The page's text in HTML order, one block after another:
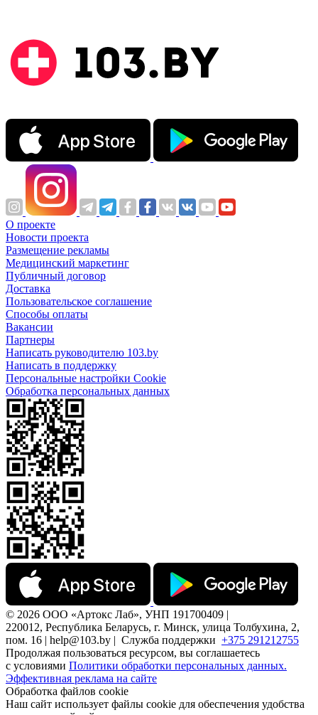
О проекте
Новости проекта
Размещение рекламы
Медицинский маркетинг
Публичный договор
Доставка
Пользовательское соглашение
Способы оплаты
Вакансии
Партнеры
Написать руководителю 103.by
Написать в поддержку
Персональные настройки Cookie
Обработка персональных данных
© 2026 ООО «Артокс Лаб», УНП 191700409 |
220012, Республика Беларусь, г. Минск, улица Толбухина, 2,
пом. 16 | help@103.by | Служба поддержки +375 291212755
Продолжая пользоваться ресурсом, вы соглашаетесь
с условиями Политики обработки персональных данных.
Эффективная реклама на сайте
Обработка файлов cookie
Наш сайт использует файлы cookie для обеспечения удобства